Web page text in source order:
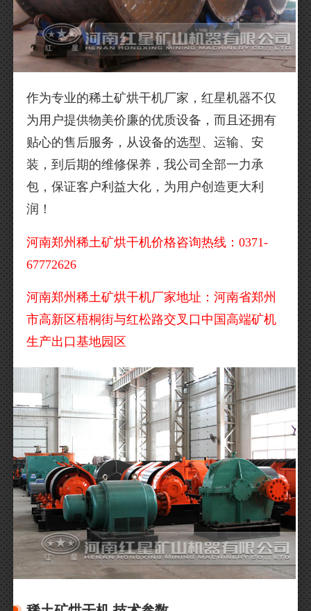
作为专业的稀土矿烘干机厂家，红星机器不仅
为用户提供物美价廉的优质设备，而且还拥有
贴心的售后服务，从设备的选型、运输、安
装，到后期的维修保养，我公司全部一力承
包，保证客户利益大化，为用户创造更大利
润！
河南郑州稀土矿烘干机价格咨询热线：0371-
67772626
河南郑州稀土矿烘干机厂家地址：河南省郑州
市高新区梧桐街与红松路交叉口中国高端矿机
生产出口基地园区